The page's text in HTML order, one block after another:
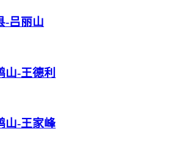
-吕丽山
山-王德利
山-王家峰